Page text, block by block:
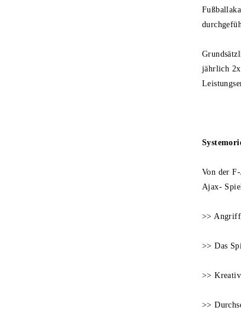
jährlich 2x
Von der
Ajax-
>>
>> Das
>>
>>